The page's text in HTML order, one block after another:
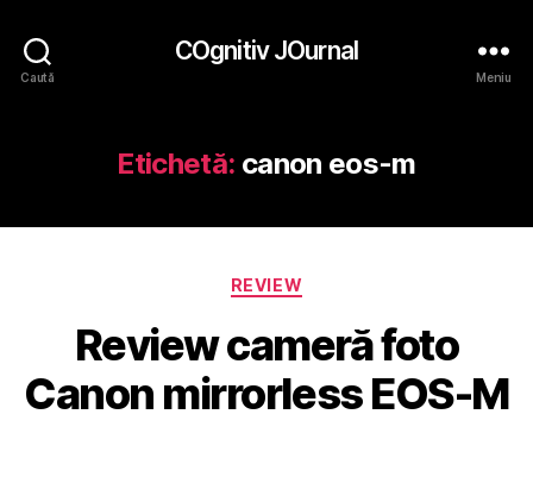
Caută
COgnitiv JOurnal
Meniu
Etichetă: canon eos-m
Categorii
REVIEW
Review cameră foto
Canon mirrorless EOS-M